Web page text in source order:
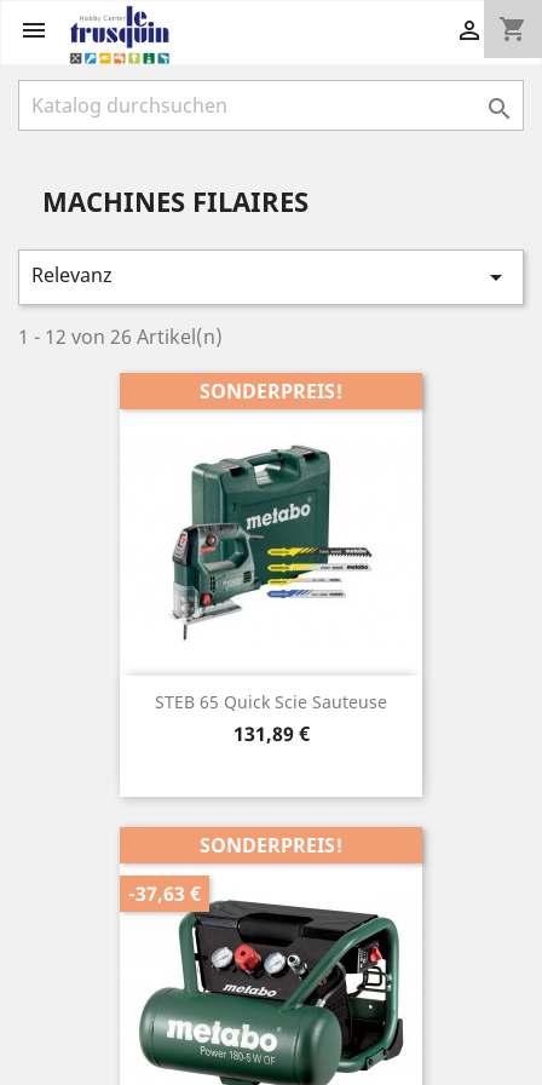
 shopping_cart


MACHINES FILAIRES
Relevanz 
1 - 12 von 26 Artikel(n)
STEB 65 Quick Scie Sauteuse
Preis
131,89 €
SONDERPREIS!
SONDERPREIS!
-37,63 €